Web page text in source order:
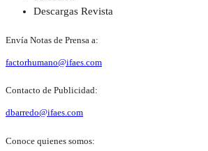
Descargas Revista
Envía Notas de Prensa a:
factorhumano@ifaes.com
Contacto de Publicidad:
dbarredo@ifaes.com
Conoce quienes somos: